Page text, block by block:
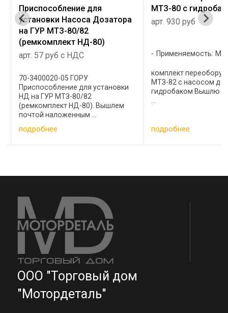
Приспособление для
установки Насоса Дозатора
на ГУР МТЗ-80/82
(ремкомплект НД-80)
арт. 57 руб с НДС
70-3400020-05 ГОРУ
Приспособление для установки
НД на ГУР МТЗ-80/82
(ремкомплект НД-80). Вышлем
почтой наложенным ...
подробнее
МТЗ-80 с
арт. 930 руб
Применяемость:
комплект
МТЗ-82 с насосом
гидробаком Вышлю
подробнее
ООО "Торговый дом
"Мотордеталь"